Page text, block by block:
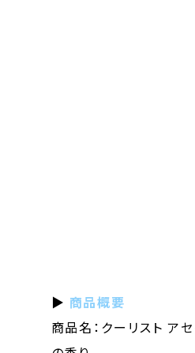
▶ 商品概要
商品名：クーリスト ア